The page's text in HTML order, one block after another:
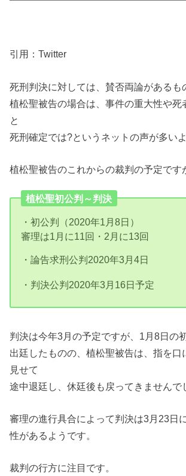
引用：Twitter
死刑判決に対しては、賛否両論があるも
植松聖被告の場合は、事件の重大性や死
と
死刑確定では?というネットの声が多いよ
植松聖被告のこれからの裁判の予定です
植松聖初公判～判決
・初公判（2020年1月8日）
審理は1月に11回・2月に13回
・論告求刑公判2020年3月4日
・判決公判2020年3月16日予定
判決は今年3月の予定ですが、1月8日の
出廷したものの、植松聖被告は、指を口
見せて
途中退廷し、休廷後も戻ってきませんで
審理の進行具合によって判決は3月23日
性があるようです。
裁判の行方に注目です。